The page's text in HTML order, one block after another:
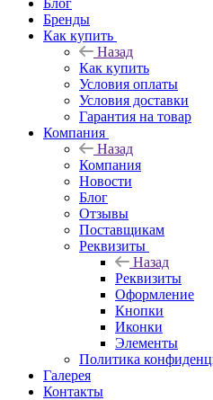
Блог
Бренды
Как купить
Назад
Как купить
Условия оплаты
Условия доставки
Гарантия на товар
Компания
Назад
Компания
Новости
Блог
Отзывы
Поставщикам
Реквизиты
Назад
Реквизиты
Оформление
Кнопки
Иконки
Элементы
Политика
Галерея
Контакты